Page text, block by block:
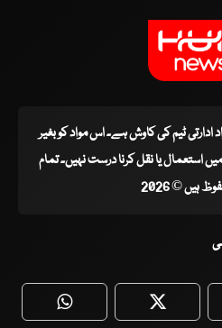
ادارتی ٹیم کی کاوش ہے۔ اس مواد کو بغیر
یا نقل کرنا درست نہیں۔ تمام
ہیں © 2026
WhatsApp Twitter